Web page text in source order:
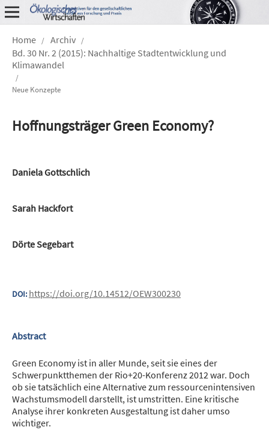
Home / Archiv /
Bd. 30 Nr. 2 (2015): Nachhaltige Stadtentwicklung und
Klimawandel
/
Neue Konzepte
Hoffnungsträger Green Economy?
Daniela Gottschlich
Sarah Hackfort
Dörte Segebart
DOI: https://doi.org/10.14512/OEW300230
Abstract
Green Economy ist in aller Munde, seit sie eines der
Schwerpunktthemen der Rio+20-Konferenz 2012 war. Doch
ob sie tatsächlich eine Alternative zum ressourcenintensiven
Wachstumsmodell darstellt, ist umstritten. Eine kritische
Analyse ihrer konkreten Ausgestaltung ist daher umso
wichtiger.